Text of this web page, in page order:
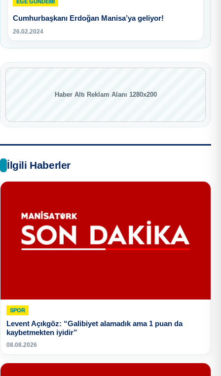
EGE GUNDEMİ
Cumhurbaşkanı Erdoğan Manisa’ya geliyor!
26.02.2024
Haber Altı Reklam Alanı 1280x200
İlgili Haberler
SPOR
Levent Açıkgöz: “Galibiyet alamadık ama 1 puan da
kaybetmekten iyidir”
08.08.2026